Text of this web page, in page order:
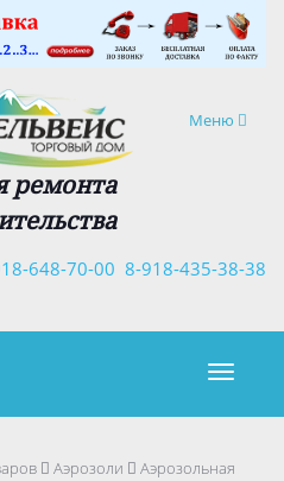
Навигация
Меню
ремонта
8-918-435-38-38
648-70-00
×
Аэрозоли
Аэрозольная